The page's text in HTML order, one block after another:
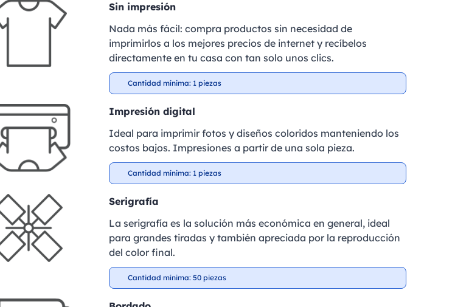
Sin impresión
Nada más fácil: compra productos sin necesidad de
imprimirlos a los mejores precios de internet y recíbelos
directamente en tu casa con tan solo unos clics.
Cantidad mínima: 1 piezas
Impresión digital
Ideal para imprimir fotos y diseños coloridos manteniendo los
costos bajos. Impresiones a partir de una sola pieza.
Cantidad mínima: 1 piezas
Serigrafía
La serigrafía es la solución más económica en general, ideal
para grandes tiradas y también apreciada por la reproducción
del color final.
Cantidad mínima: 50 piezas